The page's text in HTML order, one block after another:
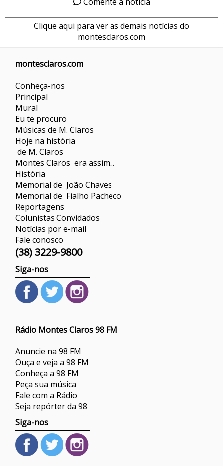
Clique aqui para ver as demais notícias do
montesclaros.com
montesclaros.com
Conheça-nos
Principal
Mural
Eu te procuro
Músicas de M. Claros
Hoje na história
de M. Claros
Montes Claros era assim...
História
Memorial de João Chaves
Memorial de Fialho Pacheco
Reportagens
ColunistasConvidados
Notícias por e-mail
Fale conosco
(38) 3229-9800
Siga-nos
Rádio Montes Claros 98 FM
Anuncie na 98 FM
Ouça e veja a 98 FM
Conheça a 98 FM
Peça sua música
Fale com a Rádio
Seja repórter da 98
Siga-nos